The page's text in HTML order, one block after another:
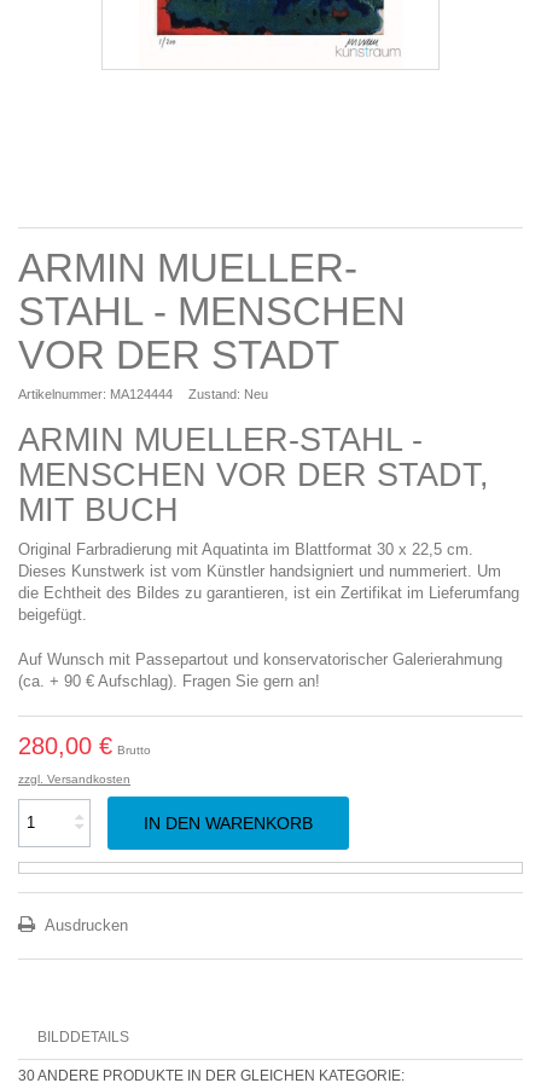
ARMIN MUELLER-
STAHL - MENSCHEN
VOR DER STADT
Artikelnummer: MA124444 Zustand: Neu
ARMIN MUELLER-STAHL -
MENSCHEN VOR DER STADT,
MIT BUCH
Original Farbradierung mit Aquatinta im Blattformat 30 x 22,5 cm.
Dieses Kunstwerk ist vom Künstler handsigniert und nummeriert. Um
die Echtheit des Bildes zu garantieren, ist ein Zertifikat im Lieferumfang
beigefügt.
Auf Wunsch mit Passepartout und konservatorischer Galerierahmung
(ca. + 90 € Aufschlag). Fragen Sie gern an!
280,00 € Brutto
zzgl. Versandkosten
IN DEN WARENKORB
Ausdrucken
BILDDETAILS
30 ANDERE PRODUKTE IN DER GLEICHEN KATEGORIE: